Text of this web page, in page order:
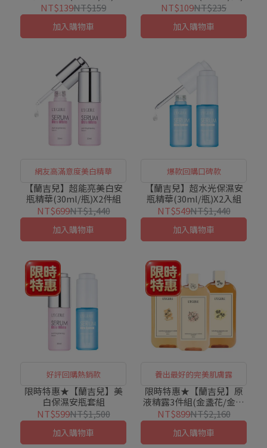
NT$139NT$159
加入購物車
NT$109NT$235
加入購物車
網友高滿意度美白精華
【蘭吉兒】超能亮美白安
瓶精華(30ml/瓶)X2件組
NT$699NT$1,440
加入購物車
爆款回購口碑款
【蘭吉兒】超水光保濕安
瓶精華(30ml/瓶)X2入組
NT$549NT$1,440
加入購物車
好評回購熱銷款
限時特惠★【蘭吉兒】美
白保濕安瓶套組
NT$599NT$1,500
加入購物車
養出最好的完美肌膚露
限時特惠★【蘭吉兒】原
液精露3件組(金盞花/金縷
梅/橙花 任選)
NT$899NT$2,160
加入購物車